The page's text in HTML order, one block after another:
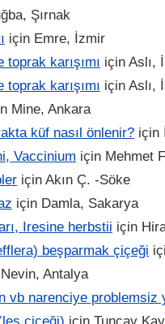
Şırnak
için Emre, İzmir
karışımı için Aslı,
karışımı için Aslı,
Mine, Ankara
küf nasıl önlenir? için
Vaccinium için Mehmet
için Akın Ç. -Söke
için Damla, Sakarya
Iresine herbstii için
beşparmak çiçeği
Nevin, Antalya
vb narenciye problemsiz
çiçeği) için Tuncay